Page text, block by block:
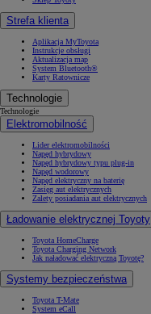
Strefa klienta
Aplikacja MyToyota
Instrukcje obsługi
Aktualizacja map
System Bluetooth®
Karty Ratownicze
Technologie
Technologie
Elektromobilność
Lider elektromobilności
Napęd hybrydowy
Napęd hybrydowy typu plug-in
Napęd wodorowy
Napęd elektryczny na baterię
Zasięg aut elektrycznych
Zalety posiadania aut elektrycznych
Ładowanie elektrycznej Toyoty
Toyota HomeCharge
Toyota Charging Network
Jak naładować elektryczną Toyotę?
Systemy bezpieczeństwa
Toyota T-Mate
System eCall